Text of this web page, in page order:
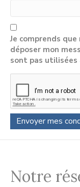
Je comprends
déposer mon
sont pas
Notre